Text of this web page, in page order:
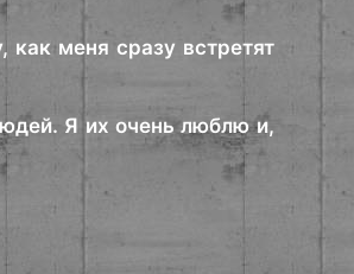
меня сразу встретят
Я их очень люблю и,